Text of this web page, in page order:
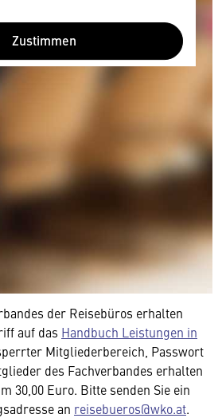
Zustimmen
der Reisebüros erhalten
auf das Handbuch Leistungen in
Mitgliederbereich, Passwort
des Fachverbandes erhalten
30,00 Euro. Bitte senden Sie ein
an reisebueros@wko.at.